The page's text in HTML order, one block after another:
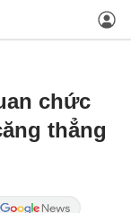
chức
thẳng